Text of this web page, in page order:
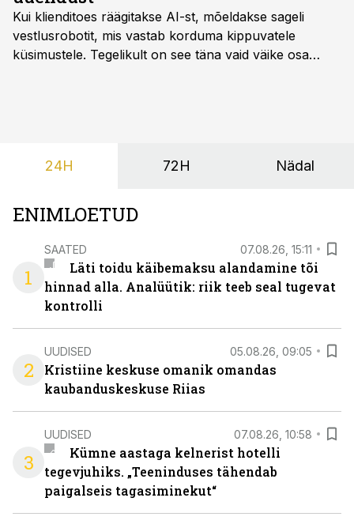
Kui klienditoes räägitakse AI-st, mõeldakse sageli
vestlusrobotit, mis vastab korduma kippuvatele
küsimustele. Tegelikult on see täna vaid väike osa
24H 72H Nädal
ENIMLOETUD
1
SAATED 07.08.26, 15:11
Läti toidu käibemaksu alandamine tõi
hinnad alla. Analüütik: riik teeb seal tugevat
kontrolli
2
UUDISED 05.08.26, 09:05
Kristiine keskuse omanik omandas
kaubanduskeskuse Riias
3
UUDISED 07.08.26, 10:58
Kümne aastaga kelnerist hotelli
tegevjuhiks. „Teeninduses tähendab
paigalseis tagasiminekut“